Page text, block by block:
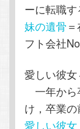
ーに転職
妹の遺骨
フト会社
愛しい彼
一年から
け，卒業
愛しい彼女